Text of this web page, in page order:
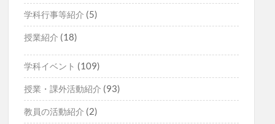
学科行事等紹介 (5)
授業紹介 (18)
学科イベント (109)
授業・課外活動紹介 (93)
教員の活動紹介 (2)